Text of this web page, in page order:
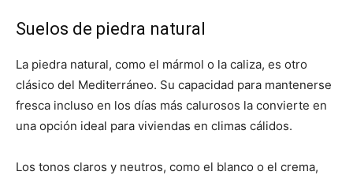
Suelos de piedra natural
La piedra natural, como el mármol o la caliza, es otro
clásico del Mediterráneo. Su capacidad para mantenerse
fresca incluso en los días más calurosos la convierte en
una opción ideal para viviendas en climas cálidos.
Los tonos claros y neutros, como el blanco o el crema,